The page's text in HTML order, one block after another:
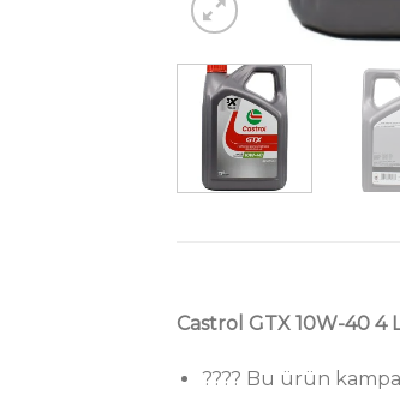
Castrol GTX 10W-40 4
???? Bu ürün